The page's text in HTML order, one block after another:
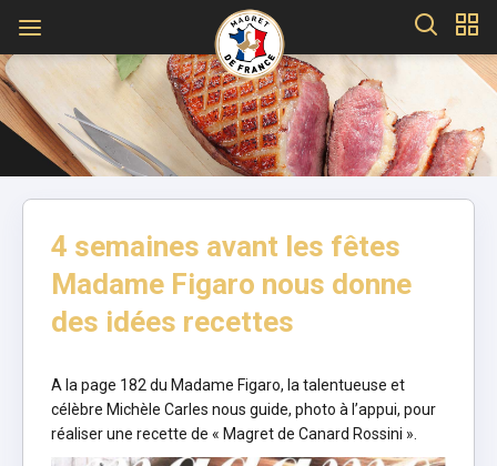
4 semaines avant les fêtes
Madame Figaro nous donne
des idées recettes
A la page 182 du Madame Figaro, la talentueuse et
célèbre Michèle Carles nous guide, photo à l’appui, pour
réaliser une recette de « Magret de Canard Rossini ».